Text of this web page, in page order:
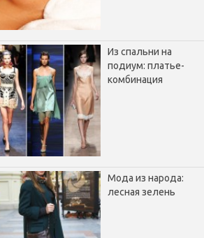
Из спальни на
подиум: платье-
комбинация
Мода из народа:
лесная зелень